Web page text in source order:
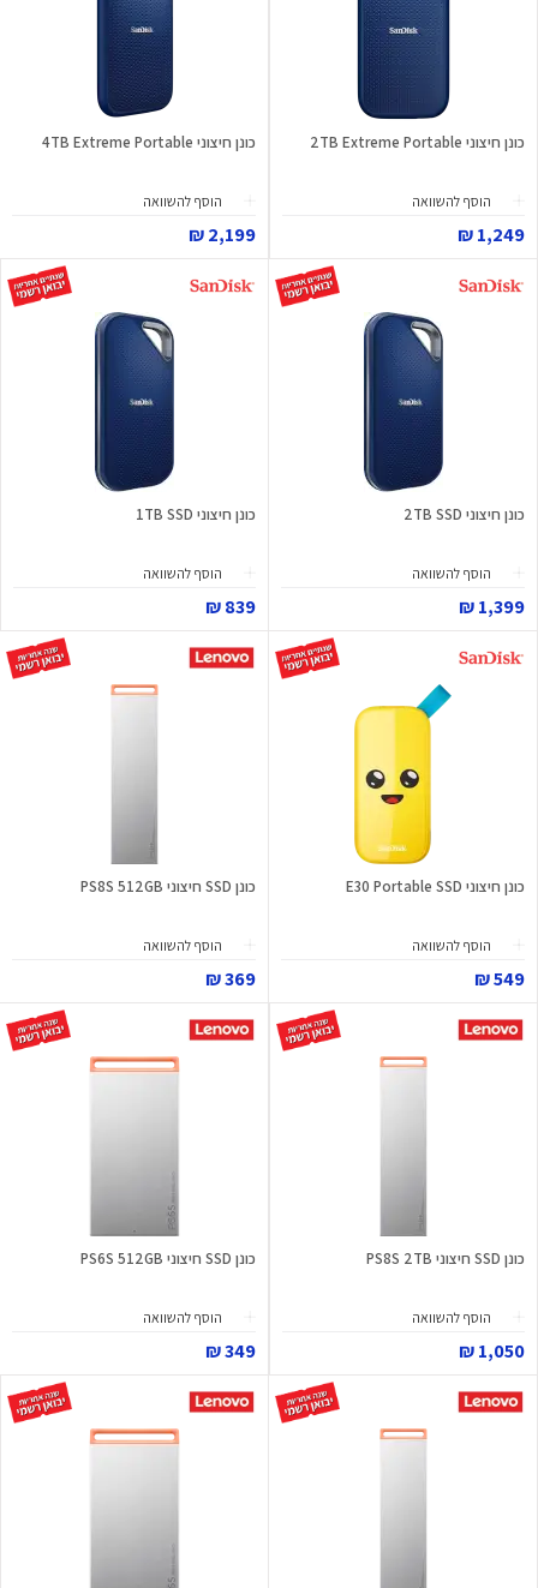
כונן חיצוני 2TB Extreme Portable
הוסף להשוואה
1,249 ₪
כונן חיצוני 4TB Extreme Portable
הוסף להשוואה
2,199 ₪
כונן חיצוני 2TB SSD
הוסף להשוואה
1,399 ₪
כונן חיצוני 1TB SSD
הוסף להשוואה
839 ₪
כונן חיצוני E30 Portable SSD
הוסף להשוואה
549 ₪
כונן SSD חיצוני PS8S 512GB
הוסף להשוואה
369 ₪
כונן SSD חיצוני PS8S 2TB
הוסף להשוואה
1,050 ₪
כונן SSD חיצוני PS6S 512GB
הוסף להשוואה
349 ₪